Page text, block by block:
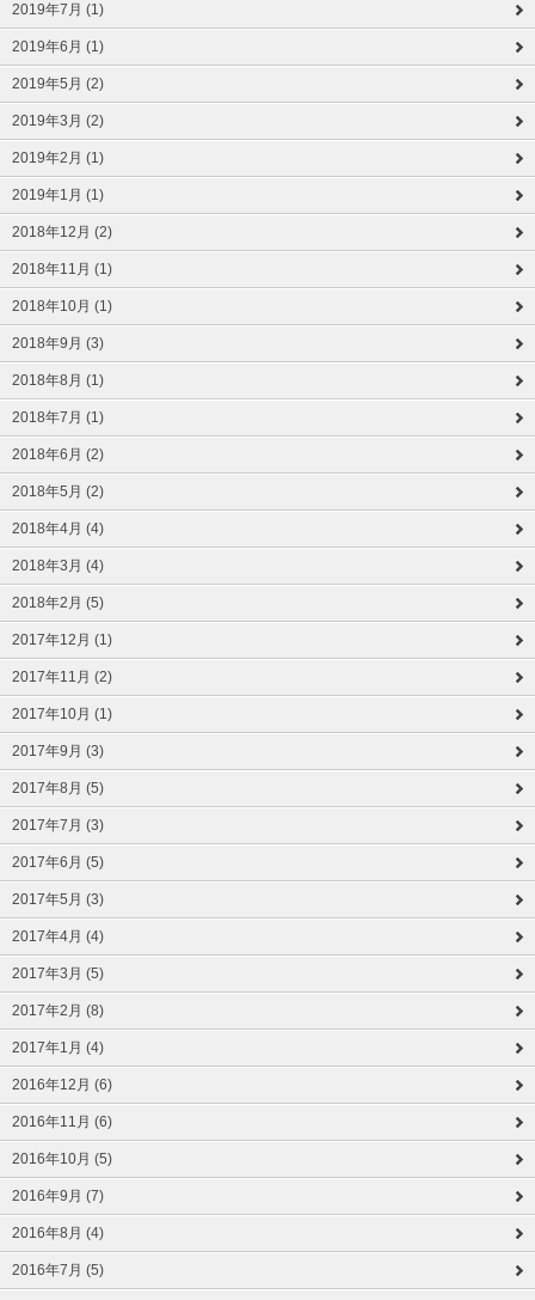
2019年7月 (1)
2019年6月 (1)
2019年5月 (2)
2019年3月 (2)
2019年2月 (1)
2019年1月 (1)
2018年12月 (2)
2018年11月 (1)
2018年10月 (1)
2018年9月 (3)
2018年8月 (1)
2018年7月 (1)
2018年6月 (2)
2018年5月 (2)
2018年4月 (4)
2018年3月 (4)
2018年2月 (5)
2017年12月 (1)
2017年11月 (2)
2017年10月 (1)
2017年9月 (3)
2017年8月 (5)
2017年7月 (3)
2017年6月 (5)
2017年5月 (3)
2017年4月 (4)
2017年3月 (5)
2017年2月 (8)
2017年1月 (4)
2016年12月 (6)
2016年11月 (6)
2016年10月 (5)
2016年9月 (7)
2016年8月 (4)
2016年7月 (5)